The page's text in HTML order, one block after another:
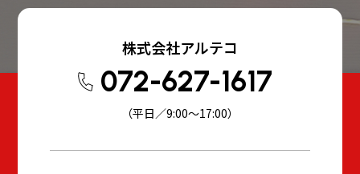
株式会社アルテコ
072-627-1617
（平日／9:00～17:00）